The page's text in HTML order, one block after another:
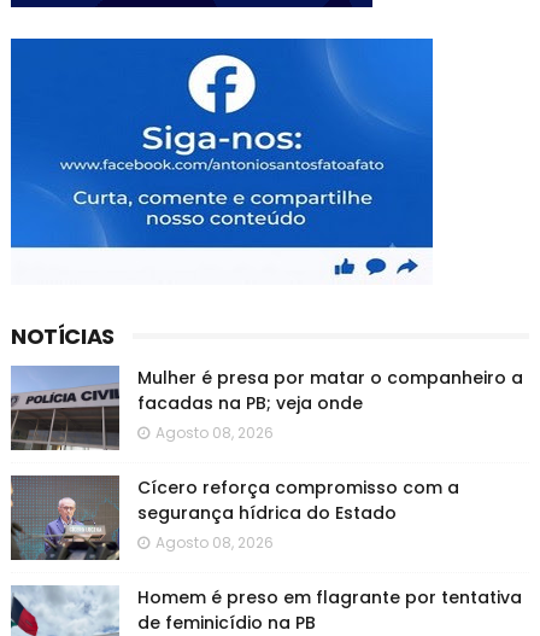
NOTÍCIAS
Mulher é presa por matar o companheiro a
facadas na PB; veja onde
Agosto 08, 2026
Cícero reforça compromisso com a
segurança hídrica do Estado
Agosto 08, 2026
Homem é preso em flagrante por tentativa
de feminicídio na PB